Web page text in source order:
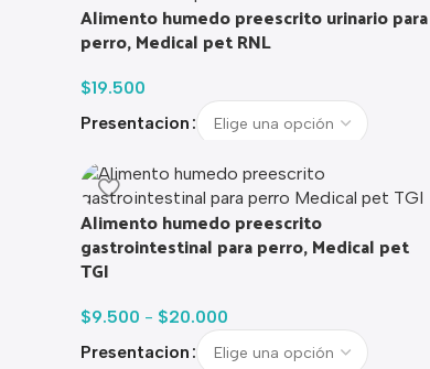
Alimento humedo preescrito urinario para
perro, Medical pet RNL
$19.500
Presentacion
Alimento humedo preescrito
gastrointestinal para perro, Medical pet
TGI
$9.500 - $20.000
Presentacion